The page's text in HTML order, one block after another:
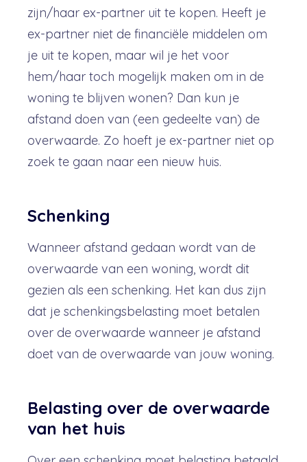
zijn/haar ex-partner uit te kopen. Heeft je
ex-partner niet de financiële middelen om
je uit te kopen, maar wil je het voor
hem/haar toch mogelijk maken om in de
woning te blijven wonen? Dan kun je
afstand doen van (een gedeelte van) de
overwaarde. Zo hoeft je ex-partner niet op
zoek te gaan naar een nieuw huis.
Schenking
Wanneer afstand gedaan wordt van de
overwaarde van een woning, wordt dit
gezien als een schenking. Het kan dus zijn
dat je schenkingsbelasting moet betalen
over de overwaarde wanneer je afstand
doet van de overwaarde van jouw woning.
Belasting over de overwaarde
van het huis